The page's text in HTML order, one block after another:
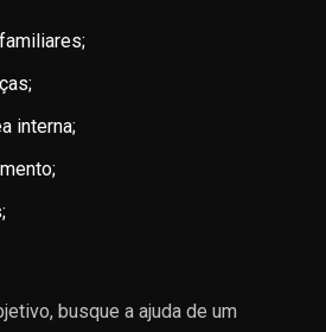
interna;
busque a ajuda de um